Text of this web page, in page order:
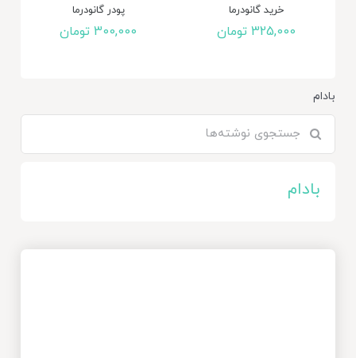
خرید گانودرما
325,000 تومان
پودر گانودرما
300,000 تومان
بادام
برای:
بادام